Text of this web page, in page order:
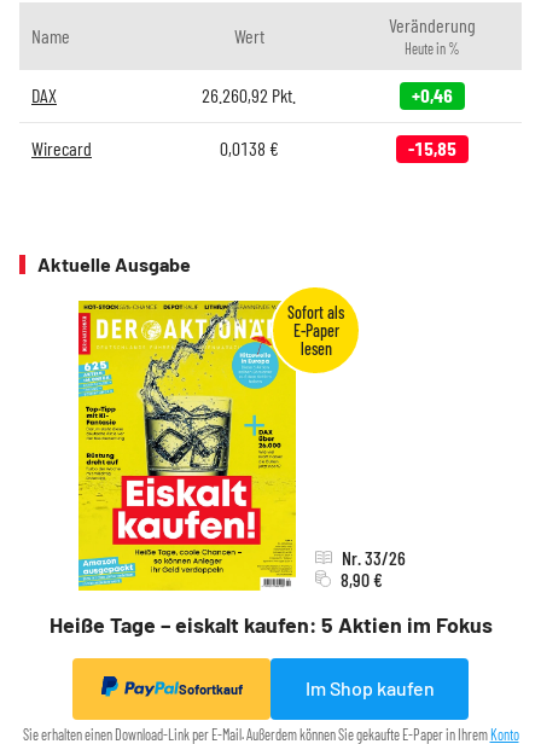
Name Wert Veränderung
Heute in %
DAX 26.260,92 Pkt. +0,46
Wirecard 0,0138 € -15,85
Aktuelle Ausgabe
Heiße Tage – eiskalt kaufen: 5 Aktien im Fokus
Nr. 33/26
8,90 €
Sofortkauf Im Shop kaufen
Sie erhalten einen Download-Link per E-Mail. Außerdem können Sie gekaufte E-Paper in IhremKonto